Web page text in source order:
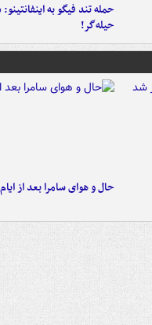
حمله تند فیگو به
حیله‌گر!
حال و هوای سامرا بعد از